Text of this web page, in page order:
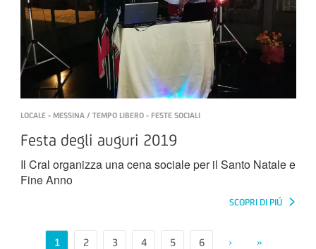
LOCALE - MESSINA / TEMPO LIBERO - FESTE SOCIALI
Festa degli auguri 2019
Il Cral organizza una cena sociale per il Santo Natale e
Fine Anno
SCOPRI DI PIÚ
1 2 3 4 5 6 › »